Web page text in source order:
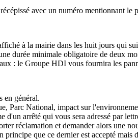
avec un numéro mentionnant
à la mairie dans les huit jours qui
durée minimale obligatoire de deux
: le Groupe HDI vous fournira les
en général.
Parc National, impact sur
d'un arrêté qui vous sera adressé par
réclamation et demander alors une
principe que ce dernier est accepté